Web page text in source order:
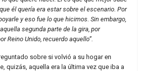
él quería era estar sobre el escenario. Por
y eso fue lo que hicimos. Sin embargo,
segunda parte de la gira, por
Reino Unido, recuerdo aquello”.
sobre si volvió a su hogar en
quizás, aquella era la última vez que iba a